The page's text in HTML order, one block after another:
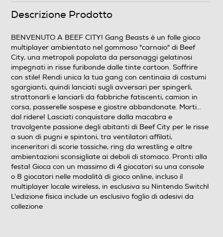
Lingue supportate
Italiano
Sottotitoli dell'articolo
Italiano
PEGI
da 7 anni in su
Online
Descrizione Prodotto
BENVENUTO A BEEF CITY! Gang Beasts è un folle gioco
multiplayer ambientato nel gommoso "carnaio" di Beef
City, una metropoli popolata da personaggi gelatinosi
impegnati in risse furibonde dalle tinte cartoon. Soffrire
con stile! Rendi unica la tua gang con centinaia di costumi
sgargianti, quindi lanciati sugli avversari per spingerli,
strattonarli e lanciarli da fabbriche fatiscenti, camion in
corsa, passerelle sospese e giostre abbandonate. Morti...
dal ridere! Lasciati conquistare dalla macabra e
travolgente passione degli abitanti di Beef City per le risse
a suon di pugni e spintoni, tra ventilatori affilati,
inceneritori di scorie tossiche, ring da wrestling e altre
ambientazioni sconsigliate ai deboli di stomaco. Pronti alla
festa! Gioca con un massimo di 4 giocatori su una console
o 8 giocatori nelle modalità di gioco online, incluso il
multiplayer locale wireless, in esclusiva su Nintendo Switch!
L'edizione fisica include un esclusivo foglio di adesivi da
collezione